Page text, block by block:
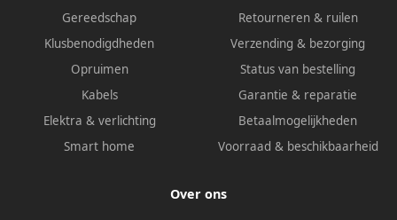
Gereedschap
Klusbenodigdheden
Opruimen
Kabels
Elektra & verlichting
Smart home
Retourneren & ruilen
Verzending & bezorging
Status van bestelling
Garantie & reparatie
Betaalmogelijkheden
Voorraad & beschikbaarheid
Over ons